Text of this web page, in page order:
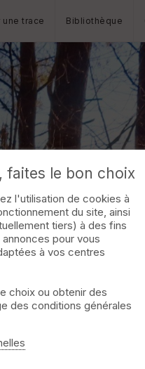
une trace Bibliothèque
faites le bon choix
l'utilisation de cookies à
du site, ainsi
tiers) à des fins
pour vous
à vos centres
choix ou obtenir des
des conditions générales